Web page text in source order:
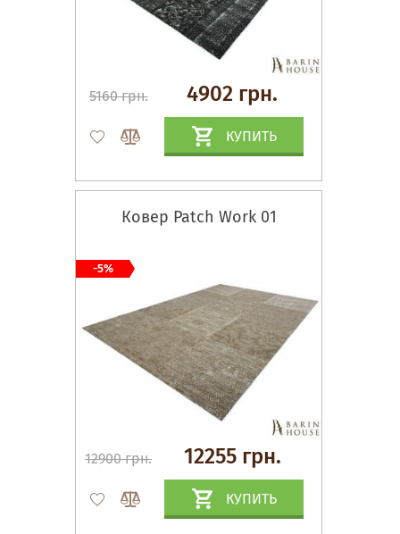
5160 грн. 4902 грн.
КУПИТЬ
Ковер Patch Work 01
12900 грн. 12255 грн.
КУПИТЬ
-5%